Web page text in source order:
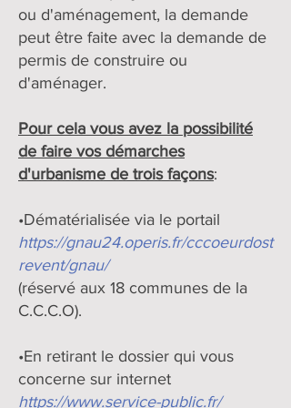
ou d'aménagement, la demande
peut être faite avec la demande de
permis de construire ou
d'aménager.
Pour cela vous avez la possibilité
de faire vos démarches
d'urbanisme de trois façons:
•Dématérialisée via le portail
https://gnau24.operis.fr/cccoeurdost
revent/gnau/
(réservé aux 18 communes de la
C.C.C.O).
•En retirant le dossier qui vous
concerne sur internet
https://www.service-public.fr/